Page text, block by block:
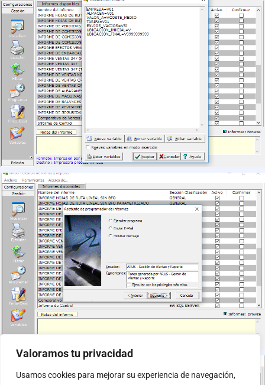
Valoramos tu privacidad
Usamos cookies para mejorar su experiencia de navegación,